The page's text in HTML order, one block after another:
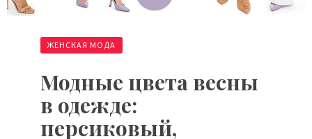
ЖЕНСКАЯ МОДА
Модные цвета весны
в одежде:
персиковый,